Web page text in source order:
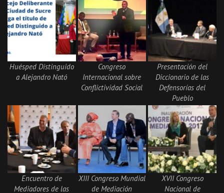
Huésped Distinguido
a Alejandro Nató
Congreso
Internacional sobre
Conflictividad Social
Presentación del
Diccionario de las
Defensorías del
Pueblo
Encuentro de
Mediadores de las
XIII Congreso Mundial
de Mediación
XVII Congreso
Nacional de